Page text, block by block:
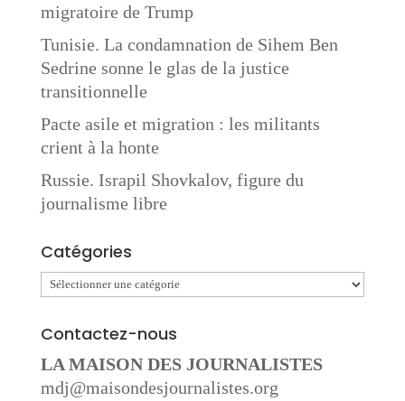
migratoire de Trump
Tunisie. La condamnation de Sihem Ben
Sedrine sonne le glas de la justice
transitionnelle
Pacte asile et migration : les militants
crient à la honte
Russie. Israpil Shovkalov, figure du
journalisme libre
Catégories
Catégories
Contactez-nous
LA MAISON DES JOURNALISTES
mdj@maisondesjournalistes.org